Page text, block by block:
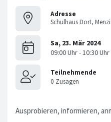
Adresse
Schulhaus Dort,
Ausprobieren, informieren,